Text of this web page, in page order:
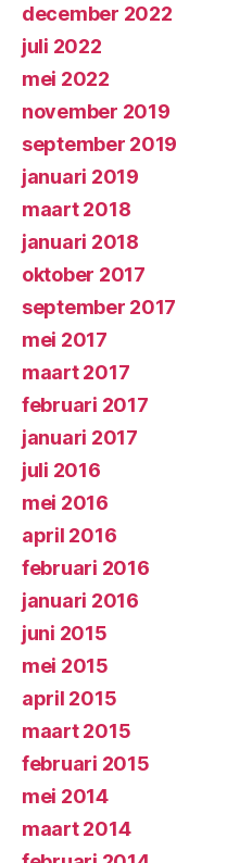
december 2022
juli 2022
mei 2022
november 2019
september 2019
januari 2019
maart 2018
januari 2018
oktober 2017
september 2017
mei 2017
maart 2017
februari 2017
januari 2017
juli 2016
mei 2016
april 2016
februari 2016
januari 2016
juni 2015
mei 2015
april 2015
maart 2015
februari 2015
mei 2014
maart 2014